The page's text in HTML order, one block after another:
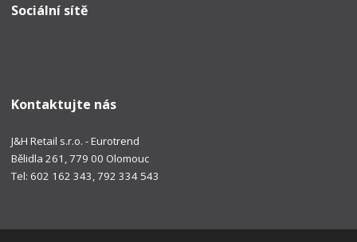
Sociální sítě
Kontaktujte nás
J&H Retail s.r.o. - Eurotrend
Bělidla 261, 779 00 Olomouc
Tel: 602 162 343, 792 334 543